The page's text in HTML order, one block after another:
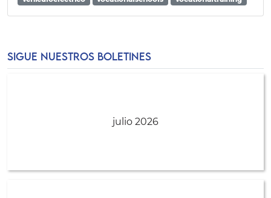
SIGUE NUESTROS BOLETINES
julio 2026